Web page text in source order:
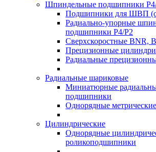
Шпиндельные подшипники
Подшипники для ШВП
Радиально-упорные
подшипники P4/P2
Сверхскоростные BNR,
Прецизионные
Радиальные
Радиальные шариковые
Миниатюрные
подшипники
Однорядные метрические
Цилиндрические
Однорядные
роликоподшипники